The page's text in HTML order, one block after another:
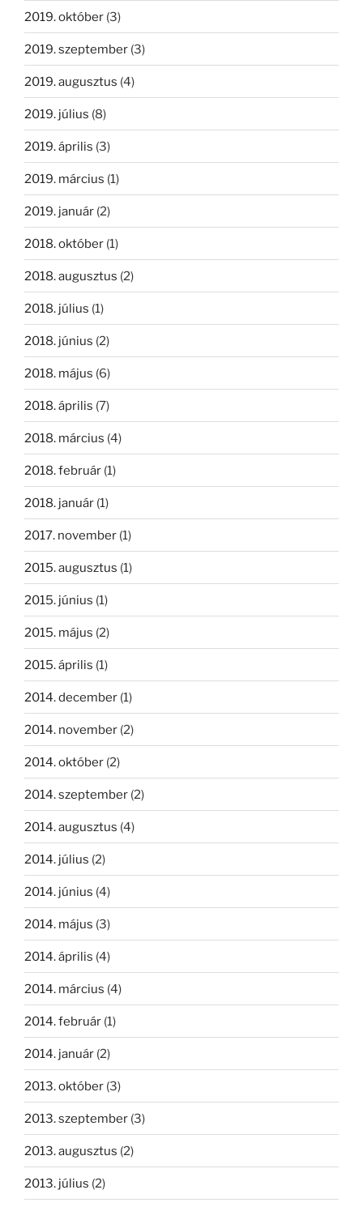
2019. október (3)
2019. szeptember (3)
2019. augusztus (4)
2019. július (8)
2019. április (3)
2019. március (1)
2019. január (2)
2018. október (1)
2018. augusztus (2)
2018. július (1)
2018. június (2)
2018. május (6)
2018. április (7)
2018. március (4)
2018. február (1)
2018. január (1)
2017. november (1)
2015. augusztus (1)
2015. június (1)
2015. május (2)
2015. április (1)
2014. december (1)
2014. november (2)
2014. október (2)
2014. szeptember (2)
2014. augusztus (4)
2014. július (2)
2014. június (4)
2014. május (3)
2014. április (4)
2014. március (4)
2014. február (1)
2014. január (2)
2013. október (3)
2013. szeptember (3)
2013. augusztus (2)
2013. július (2)